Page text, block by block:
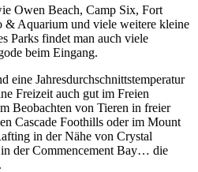
Owen Beach, Camp Six, Fort
Aquarium und viele weitere kleine
Parks findet man auch viele
beim Eingang.
eine Jahresdurchschnittstemperatur
Freizeit auch gut im Freien
Beobachten von Tieren in freier
Cascade Foothills oder im Mount
in der Nähe von Crystal
der Commencement Bay… die